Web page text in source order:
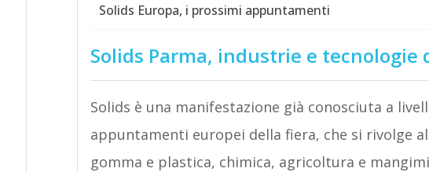
Solids Europa, i prossimi appuntamenti
Solids Parma, industrie e
Solids è una manifestazione già conosciuta a
appuntamenti europei della fiera, che si rivolge
gomma e plastica, chimica, agricoltura e